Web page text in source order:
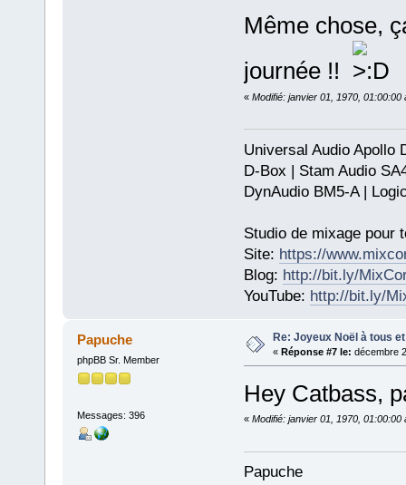
Même chose,
journée !!
« Modifié: janvier 01, 1970, 01:00:00
Universal Audio Apollo
D-Box | Stam Audio
DynAudio BM5-A |
Studio de mixage pour
Site: https://
Blog: http://bit.ly/
YouTube: http://bit.ly/
Papuche
phpBB Sr. Member
Messages: 396
Re: Joyeux Noël à tous
« Réponse #7 le: décembre
Hey Catbass,
« Modifié: janvier 01, 1970, 01:00:00
Papuche